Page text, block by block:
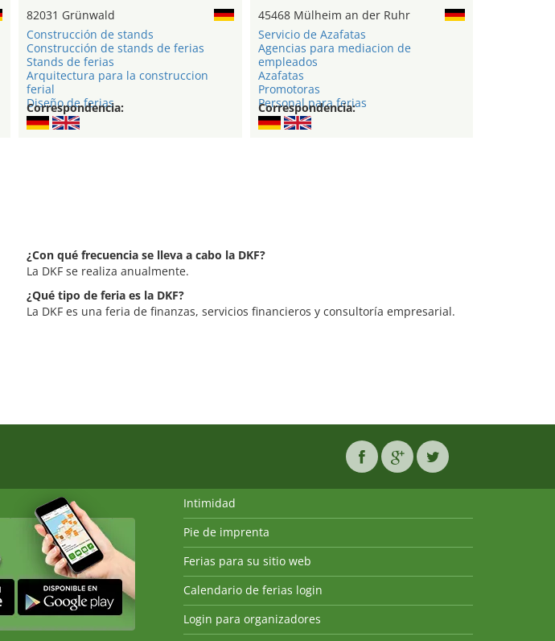
82031 Grünwald
Construcción de stands
Construcción de stands de ferias
Stands de ferias
Arquitectura para la construccion
ferial
Diseño de ferias
Correspondencia:
45468 Mülheim an der Ruhr
Servicio de Azafatas
Agencias para mediacion de
empleados
Azafatas
Promotoras
Personal para ferias
Correspondencia:
¿Con qué frecuencia se lleva a cabo la DKF?
La DKF se realiza anualmente.
¿Qué tipo de feria es la DKF?
La DKF es una feria de finanzas, servicios financieros y consultoría empresarial.
Intimidad
Pie de imprenta
Ferias para su sitio web
Calendario de ferias login
Login para organizadores